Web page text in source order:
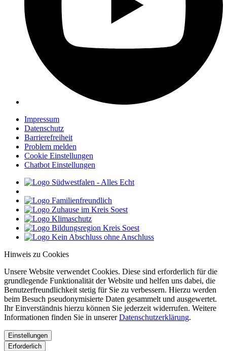
Impressum
Datenschutz
Barrierefreiheit
Problem melden
Cookie Einstellungen
Chatbot Einstellungen
Hinweis zu Cookies
Unsere Website verwendet Cookies. Diese sind erforderlich für die
grundlegende Funktionalität der Website und helfen uns dabei, die
Benutzerfreundlichkeit stetig für Sie zu verbessern. Hierzu werden
beim Besuch pseudonymisierte Daten gesammelt und ausgewertet.
Ihr Einverständnis hierzu können Sie jederzeit widerrufen. Weitere
Informationen finden Sie in unsererDatenschutzerklärung.
Einstellungen
Erforderlich